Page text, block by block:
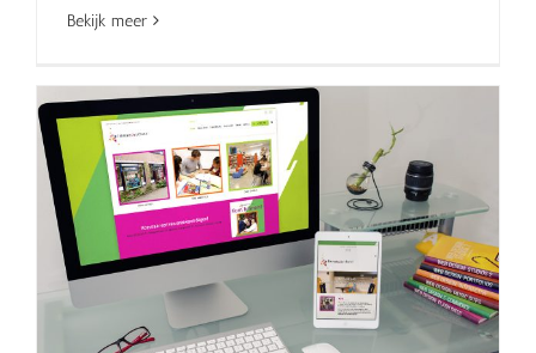
Bekijk meer